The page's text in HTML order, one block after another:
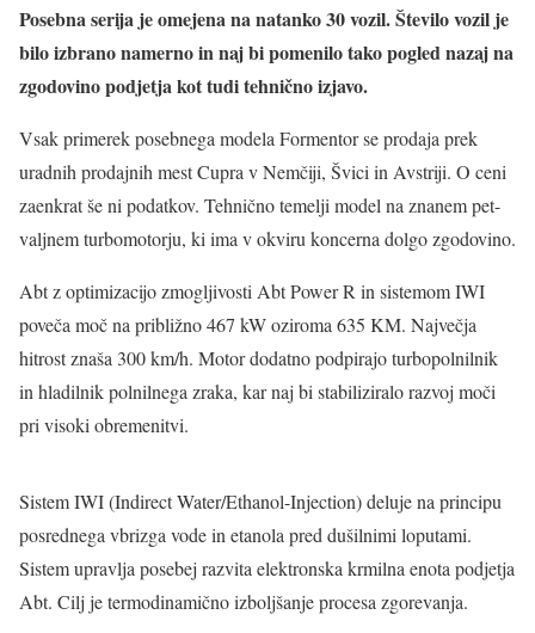
Posebna serija je omejena na natanko 30 vozil. Število vozil je
bilo izbrano namerno in naj bi pomenilo tako pogled nazaj na
zgodovino podjetja kot tudi tehnično izjavo.
Vsak primerek posebnega modela Formentor se prodaja prek
uradnih prodajnih mest Cupra v Nemčiji, Švici in Avstriji. O ceni
zaenkrat še ni podatkov. Tehnično temelji model na znanem pet-
valjnem turbomotorju, ki ima v okviru koncerna dolgo zgodovino.
Abt z optimizacijo zmogljivosti Abt Power R in sistemom IWI
poveča moč na približno 467 kW oziroma 635 KM. Največja
hitrost znaša 300 km/h. Motor dodatno podpirajo turbopolnilnik
in hladilnik polnilnega zraka, kar naj bi stabiliziralo razvoj moči
pri visoki obremenitvi.
Sistem IWI (Indirect Water/Ethanol-Injection) deluje na principu
posrednega vbrizga vode in etanola pred dušilnimi loputami.
Sistem upravlja posebej razvita elektronska krmilna enota podjetja
Abt. Cilj je termodinamično izboljšanje procesa zgorevanja.